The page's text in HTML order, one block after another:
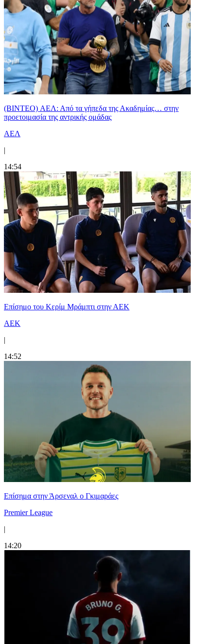
(BINTEO) ΑΕΛ: Από τα γήπεδα της Ακαδημίας… στην
προετοιμασία της αντρικής ομάδας
ΑΕΛ
|
14:54
Επίσημο του Κερίμ Μράμπτι στην ΑΕK
ΑΕΚ
|
14:52
Επίσημα στην Άρσεναλ ο Γκιμαράες
Premier League
|
14:20